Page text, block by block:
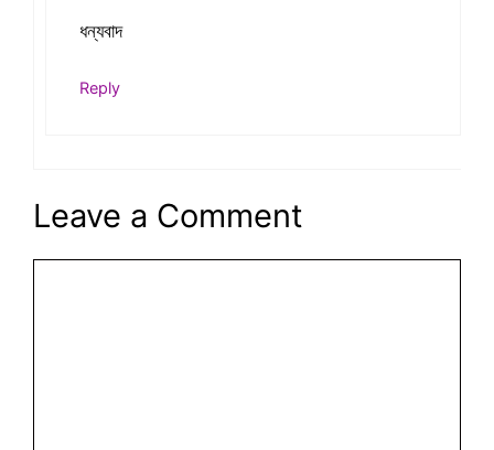
ধন্যবাদ
Reply
Leave a Comment